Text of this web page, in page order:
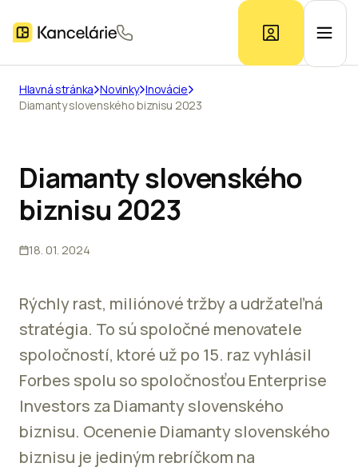
Prieskum trhu
Hlavná stránka Novinky Inovácie
Diamanty slovenského biznisu 2023
Diamanty slovenského
biznisu 2023
18. 01. 2024
Rýchly rast, miliónové tržby a udržateľná
stratégia. To sú spoločné menovatele
spoločností, ktoré už po 15. raz vyhlásil
Forbes spolu so spoločnosťou Enterprise
Investors za Diamanty slovenského
biznisu. Ocenenie Diamanty slovenského
biznisu je jediným rebríčkom na